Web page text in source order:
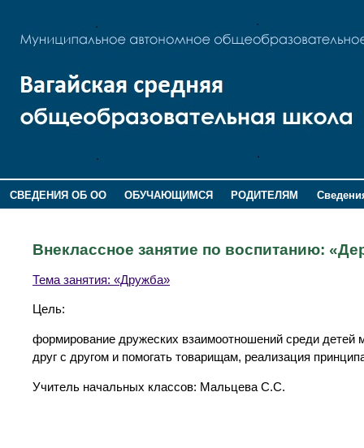
СВЕДЕНИЯ ОБ ОО ОБУЧАЮЩИМСЯ РОДИТЕЛЯМ
Внеклассное занятие по воспитанию:
Тема занятия: «Дружба»
Цель:
формирование дружеских взаимоотношений среди детей
друг с другом и помогать товарищам, реализация
Учитель начальных классов: Мальцева С.С.